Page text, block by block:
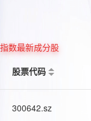
指数最新成分股
股票代码
300642.sz